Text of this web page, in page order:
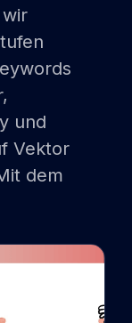
und
Vektor
dem